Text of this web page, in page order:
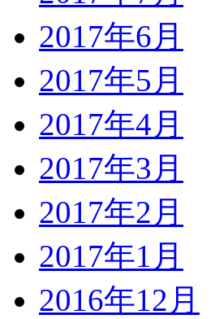
2017年6月
2017年5月
2017年4月
2017年3月
2017年2月
2017年1月
2016年12月